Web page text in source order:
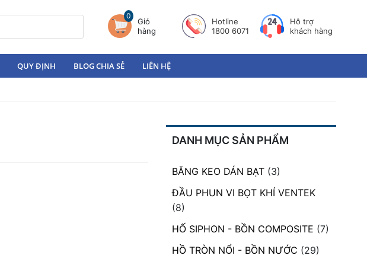
0
Giỏ
hàng
Hotline
1800 6071
Hỗ trợ
khách hàng
QUY ĐỊNH BLOG CHIA SẺ LIÊN HỆ
DANH MỤC SẢN PHẨM
BĂNG KEO DÁN BẠT (3)
ĐẦU PHUN VI BỌT KHÍ VENTEK
(8)
HỐ SIPHON - BỒN COMPOSITE (7)
HỒ TRÒN NỔI - BỒN NƯỚC (29)